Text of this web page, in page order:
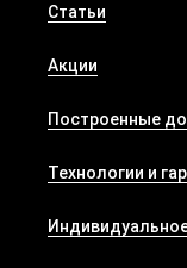
Статьи
Акции
Построенные
Технологии и